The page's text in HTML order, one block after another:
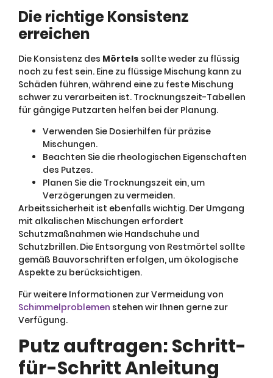
Die richtige Konsistenz
erreichen
Die Konsistenz des Mörtels sollte weder zu flüssig
noch zu fest sein. Eine zu flüssige Mischung kann zu
Schäden führen, während eine zu feste Mischung
schwer zu verarbeiten ist. Trocknungszeit-Tabellen
für gängige Putzarten helfen bei der Planung.
Verwenden Sie Dosierhilfen für präzise
Mischungen.
Beachten Sie die rheologischen Eigenschaften
des Putzes.
Planen Sie die Trocknungszeit ein, um
Verzögerungen zu vermeiden.
Arbeitssicherheit ist ebenfalls wichtig. Der Umgang
mit alkalischen Mischungen erfordert
Schutzmaßnahmen wie Handschuhe und
Schutzbrillen. Die Entsorgung von Restmörtel sollte
gemäß Bauvorschriften erfolgen, um ökologische
Aspekte zu berücksichtigen.
Für weitere Informationen zur Vermeidung von
Schimmelproblemen stehen wir Ihnen gerne zur
Verfügung.
Putz auftragen: Schritt-
für-Schritt Anleitung